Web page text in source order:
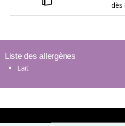
dès
Liste des allergènes
Lait